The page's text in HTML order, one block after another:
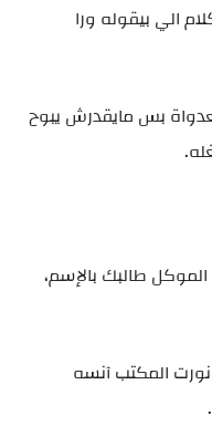
الي بيقوله ورا
بس مايقدرش يبوح
طالبك بالإسم،
المكتب آنسه